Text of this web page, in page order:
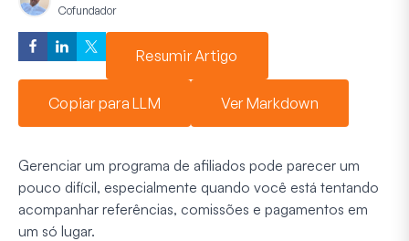
Cofundador
Resumir Artigo
Copiar para LLM Ver Markdown
Gerenciar um programa de afiliados pode parecer um
pouco difícil, especialmente quando você está tentando
acompanhar referências, comissões e pagamentos em
um só lugar.